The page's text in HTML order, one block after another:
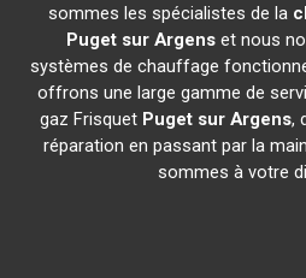
sommes les spécialistes de la
Puget sur Argens et nous
systèmes de chauffage
offrons une large gamme de
gaz Frisquet Puget sur Argens,
réparation en passant par la
sommes à votre